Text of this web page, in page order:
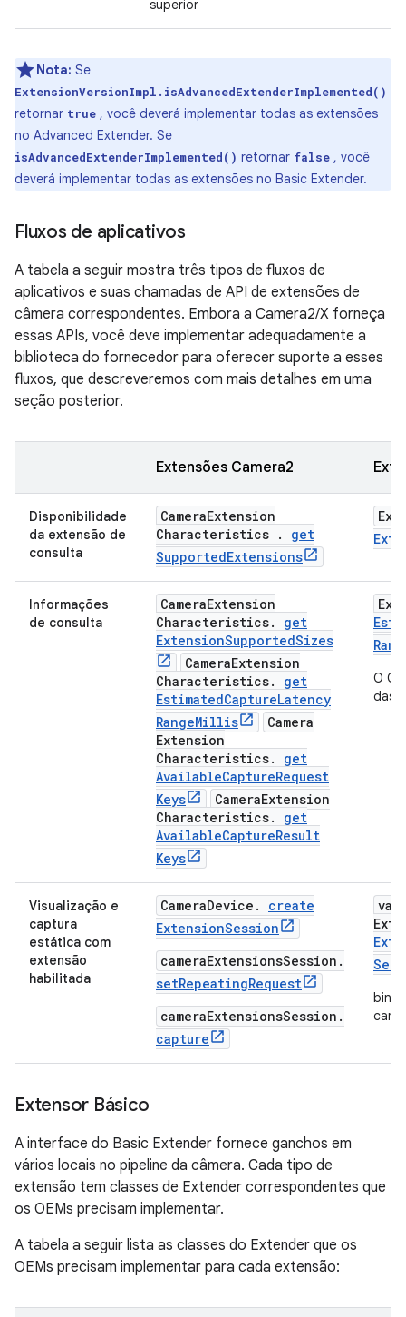
superior
Nota: Se
ExtensionVersionImpl.isAdvancedExtenderImplemented()
retornar true , você deverá implementar todas as extensões
no Advanced Extender. Se
isAdvancedExtenderImplemented() retornar false , você
deverá implementar todas as extensões no Basic Extender.
Fluxos de aplicativos
A tabela a seguir mostra três tipos de fluxos de
aplicativos e suas chamadas de API de extensões de
câmera correspondentes. Embora a Camera2/X forneça
essas APIs, você deve implementar adequadamente a
biblioteca do fornecedor para oferecer suporte a esses
fluxos, que descreveremos com mais detalhes em uma
seção posterior.
Extensões Camera2
Disponibilidade
da extensão de
consulta
CameraExtension
Characteristics .
get
SupportedExtensions
Informações
de consulta
CameraExtension
Characteristics.
get
ExtensionSupportedSizes
CameraExtension
Characteristics.
get
EstimatedCaptureLatency
RangeMillis
Camera
Extension
Characteristics.
get
AvailableCaptureRequest
Keys
CameraExtension
Characteristics.
get
AvailableCaptureResult
Keys
O
das
Visualização e
captura
estática com
extensão
habilitada
CameraDevice .
create
ExtensionSession
cameraExtensionsSession.
setRepeatingRequest
cameraExtensionsSession.
capture
val
Extensor Básico
A interface do Basic Extender fornece ganchos em
vários locais no pipeline da câmera. Cada tipo de
extensão tem classes de Extender correspondentes que
os OEMs precisam implementar.
A tabela a seguir lista as classes do Extender que os
OEMs precisam implementar para cada extensão: